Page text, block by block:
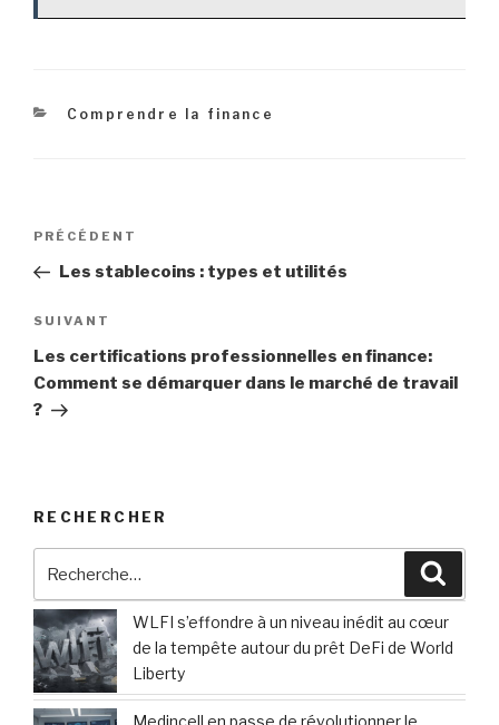
Catégories
Comprendre la finance
Navigation
l’article
Article
précédent
PRÉCÉDENT
Les stablecoins : types et utilités
Article
suivant
SUIVANT
Les certifications professionnelles en finance:
Comment se démarquer dans le marché de travail
?
RECHERCHER
:
WLFI s’effondre à un niveau inédit au cœur
de la tempête autour du prêt DeFi de World
Liberty